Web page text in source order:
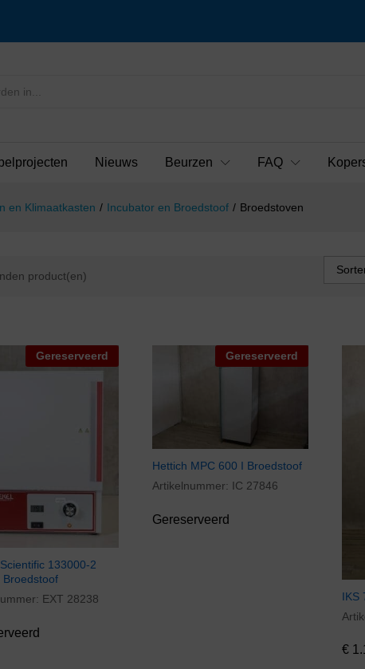
Nieuws Beurzen FAQ
en Klimaatkasten / Incubator en Broedstoof / Broedstoven
product(en)
Gereserveerd
133000-2
Broedstoof
EXT 28238
Gereserveerd
Hettich MPC 600 I Broedstoof
Artikelnummer: IC 27846
Gereserveerd
IKS
€
€